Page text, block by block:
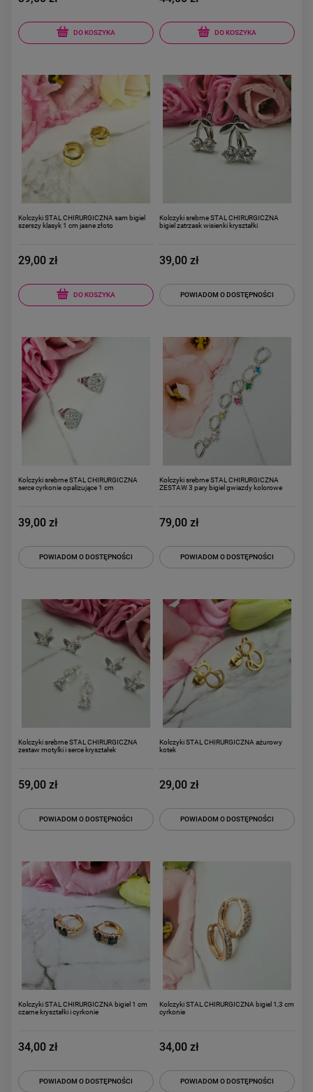
DO KOSZYKA DO KOSZYKA
Kolczyki STAL CHIRURGICZNA sam bigiel
szerszy klasyk 1 cm jasne złoto
29,00 zł
DO KOSZYKA
Kolczyki srebrne STAL CHIRURGICZNA
bigiel zatrzask wisienki kryształki
39,00 zł
POWIADOM O DOSTĘPNOŚCI
Kolczyki srebrne STAL CHIRURGICZNA
serce cyrkonie opalizujące 1 cm
39,00 zł
POWIADOM O DOSTĘPNOŚCI
Kolczyki srebrne STAL CHIRURGICZNA
ZESTAW 3 pary bigiel gwiazdy kolorowe
79,00 zł
POWIADOM O DOSTĘPNOŚCI
Kolczyki srebrne STAL CHIRURGICZNA
zestaw motylki i serce kryształek
59,00 zł
POWIADOM O DOSTĘPNOŚCI
Kolczyki STAL CHIRURGICZNA ażurowy
kotek
29,00 zł
POWIADOM O DOSTĘPNOŚCI
Kolczyki STAL CHIRURGICZNA bigiel 1 cm
czarne kryształki i cyrkonie
34,00 zł
POWIADOM O DOSTĘPNOŚCI
Kolczyki STAL CHIRURGICZNA bigiel 1,3 cm
cyrkonie
34,00 zł
POWIADOM O DOSTĘPNOŚCI